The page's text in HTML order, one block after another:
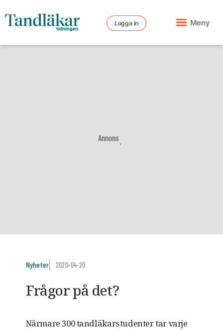
Logga in Meny
Annons
Nyheter 2020-04-20
Frågor på det?
Närmare 300 tandläkarstudenter tar varje